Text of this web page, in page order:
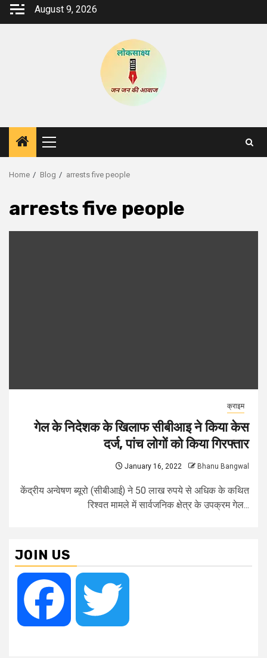
Skip
August 9, 2026
Primary
Menu
Home Blog arrests five people
arrests five people
क्राइम
गेल के निदेशक के खिलाफ सीबीआइ ने किया केस
दर्ज, पांच लोगों को किया गिरफ्तार
January 16, 2022 Bhanu Bangwal
केंद्रीय अन्वेषण ब्यूरो (सीबीआई) ने 50 लाख रुपये से अधिक के कथित
रिश्वत मामले में सार्वजनिक क्षेत्र के उपक्रम गेल...
JOIN US
Facebook